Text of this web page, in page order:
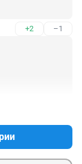
+2 –1